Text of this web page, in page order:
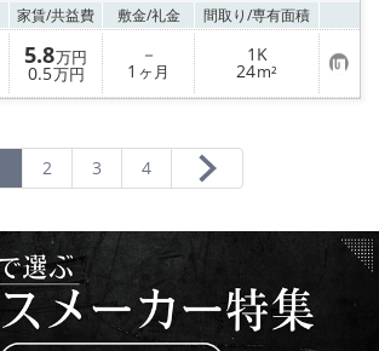
家賃/共益費 敷金/礼金 間取り/専有面積
5.8万円
0.5万円
－
1 ヶ月
1K
24m² お
気
に
2 3 4